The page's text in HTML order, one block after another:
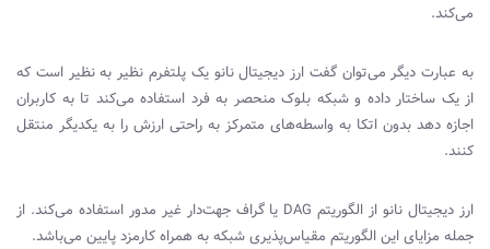
می‌کند.
به عبارت دیگر می‌توان گفت ارز دیجیتال نانو یک پلتفرم نظیر به نظیر است که
از یک ساختار داده و شبکه بلوک منحصر به فرد استفاده می‌کند تا به کاربران
اجازه دهد بدون اتکا به واسطه‌های متمرکز به راحتی ارزش را به یکدیگر منتقل
کنند.
ارز دیجیتال نانو از الگوریتم DAG یا گراف جهت‌دار غیر مدور استفاده می‌کند. از
جمله مزایای این الگوریتم مقیاس‌پذیری شبکه به همراه کارمزد پایین می‌باشد.